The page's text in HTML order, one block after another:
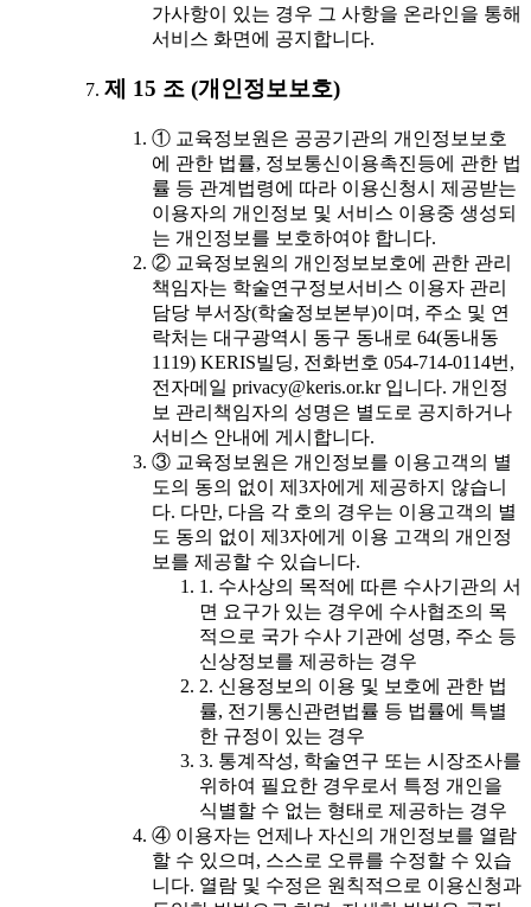
가사항이 있는 경우 그 사항을 온라인을 통해
서비스 화면에 공지합니다.
제 15 조 (개인정보보호)
① 교육정보원은 공공기관의 개인정보보호
에 관한 법률, 정보통신이용촉진등에 관한 법
률 등 관계법령에 따라 이용신청시 제공받는
이용자의 개인정보 및 서비스 이용중 생성되
는 개인정보를 보호하여야 합니다.
② 교육정보원의 개인정보보호에 관한 관리
책임자는 학술연구정보서비스 이용자 관리
담당 부서장(학술정보본부)이며, 주소 및 연
락처는 대구광역시 동구 동내로 64(동내동
1119) KERIS빌딩, 전화번호 054-714-0114번,
전자메일 privacy@keris.or.kr 입니다. 개인정
보 관리책임자의 성명은 별도로 공지하거나
서비스 안내에 게시합니다.
③ 교육정보원은 개인정보를 이용고객의 별
도의 동의 없이 제3자에게 제공하지 않습니
다. 다만, 다음 각 호의 경우는 이용고객의 별
도 동의 없이 제3자에게 이용 고객의 개인정
보를 제공할 수 있습니다.
1. 수사상의 목적에 따른 수사기관의 서
면 요구가 있는 경우에 수사협조의 목
적으로 국가 수사 기관에 성명, 주소 등
신상정보를 제공하는 경우
2. 신용정보의 이용 및 보호에 관한 법
률, 전기통신관련법률 등 법률에 특별
한 규정이 있는 경우
3. 통계작성, 학술연구 또는 시장조사를
위하여 필요한 경우로서 특정 개인을
식별할 수 없는 형태로 제공하는 경우
④ 이용자는 언제나 자신의 개인정보를 열람
할 수 있으며, 스스로 오류를 수정할 수 있습
니다. 열람 및 수정은 원칙적으로 이용신청과